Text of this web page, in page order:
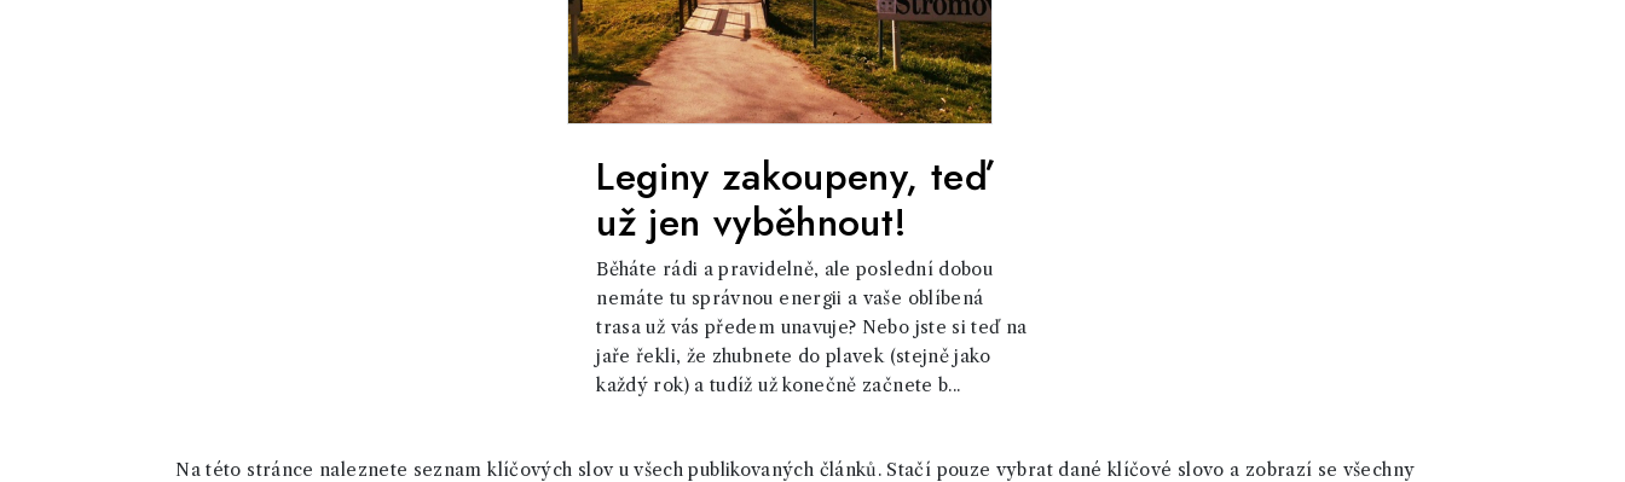
Leginy zakoupeny, teď
už jen vyběhnout!
Běháte rádi a pravidelně, ale poslední dobou
nemáte tu správnou energii a vaše oblíbená
trasa už vás předem unavuje? Nebo jste si teď na
jaře řekli, že zhubnete do plavek (stejně jako
každý rok) a tudíž už konečně začnete b...
Na této stránce naleznete seznam klíčových slov u všech publikovaných článků. Stačí pouze vybrat dané klíčové slovo a zobrazí se všechny